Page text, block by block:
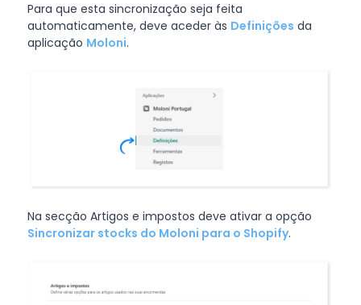
Para que esta sincronização seja feita
automaticamente, deve aceder às Definições da
aplicação Moloni.
Na secção Artigos e impostos deve ativar a opção
Sincronizar stocks do Moloni para o Shopify.